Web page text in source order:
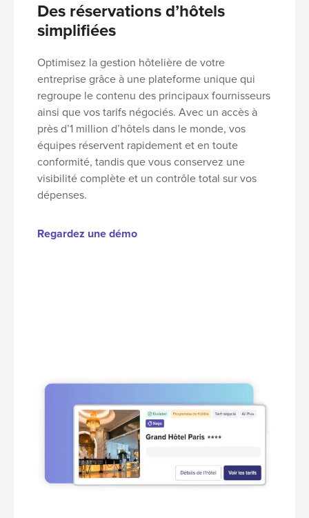
Des réservations d’hôtels
simplifiées
Optimisez la gestion hôtelière de votre
entreprise grâce à une plateforme unique qui
regroupe le contenu des principaux fournisseurs
ainsi que vos tarifs négociés. Avec un accès à
près d’1 million d’hôtels dans le monde, vos
équipes réservent rapidement et en toute
conformité, tandis que vous conservez une
visibilité complète et un contrôle total sur vos
dépenses.
Regardez une démo